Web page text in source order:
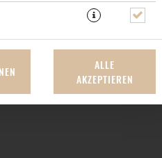
ALLE
AKZEPTIEREN
Stores variieren.